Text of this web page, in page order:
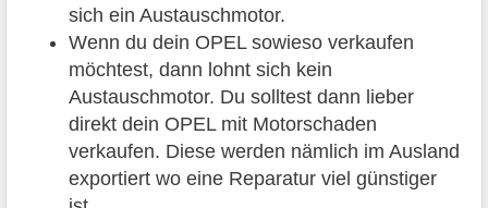
sich ein Austauschmotor.
Wenn du dein OPEL sowieso verkaufen
möchtest, dann lohnt sich kein
Austauschmotor. Du solltest dann lieber
direkt dein OPEL mit Motorschaden
verkaufen. Diese werden nämlich im Ausland
exportiert wo eine Reparatur viel günstiger